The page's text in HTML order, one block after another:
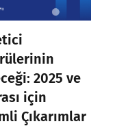
2025 ve
için
Çıkarımlar